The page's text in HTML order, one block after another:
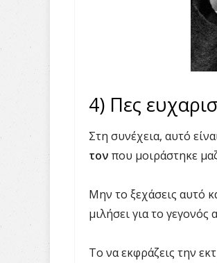
4) Πες
Στη συνέχεια, αυτό
τον που μοιράστηκε
Μην το ξεχάσεις αυτό
μιλήσει για το γεγονός
Το να εκφράζεις την